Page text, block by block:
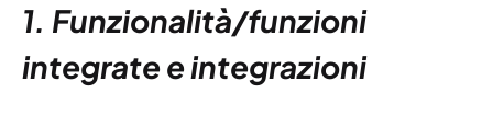
1. Funzionalità/funzioni
integrate e integrazioni